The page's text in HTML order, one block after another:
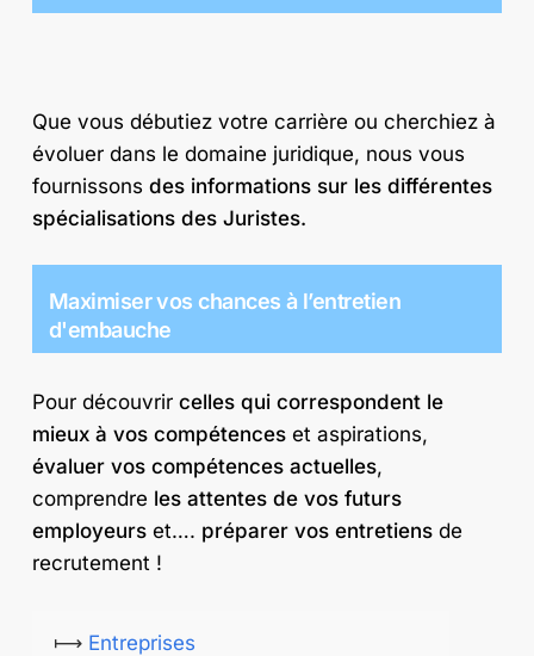
Que vous débutiez votre carrière ou cherchiez à
évoluer dans le domaine juridique, nous vous
fournissons des informations sur les différentes
spécialisations des Juristes.
Maximiser vos chances à l’entretien
d'embauche
Pour découvrir celles qui correspondent le
mieux à vos compétenceset aspirations,
évaluer vos compétences actuelles,
comprendre les attentes de vos futurs
employeurset…. préparer vos entretiens de
recrutement !
⟼ Entreprises